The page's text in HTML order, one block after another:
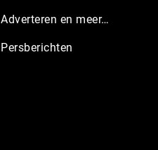
Adverteren en meer…
Persberichten